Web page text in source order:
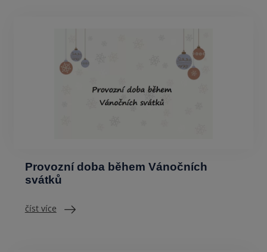
Provozní doba během Vánočních
svátků
číst více